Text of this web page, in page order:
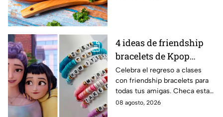
4 ideas de friendship
bracelets de Kpop
Demon Hunters para
intercambiar con tus
mejores amigas este
regreso a clases
Celebra el regreso a clases
con friendship bracelets para
todas tus amigas. Checa estas
4 ideas inspiradas en Kpop
08 agosto, 2026